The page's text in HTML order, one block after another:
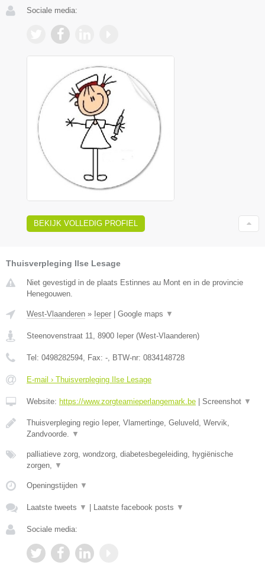
Sociale media:
BEKIJK VOLLEDIG PROFIEL
Thuisverpleging Ilse Lesage
Niet gevestigd in de plaats Estinnes au Mont en in de provincie
Henegouwen.
West-Vlaanderen » Ieper Google maps ▼
Steenovenstraat 11, 8900 Ieper (West-Vlaanderen)
Tel: 0498282594, Fax: -, BTW-nr: 0834148728
E-mail › Thuisverpleging Ilse Lesage
Website: https://www.zorgteamieperlangemark.be Screenshot ▼
Thuisverpleging regio Ieper, Vlamertinge, Geluveld, Wervik,
Zandvoorde. ▼
palliatieve zorg, wondzorg, diabetesbegeleiding, hygiënische
zorgen, ▼
Openingstijden ▼
Laatste tweets ▼ Laatste facebook posts ▼
Sociale media: